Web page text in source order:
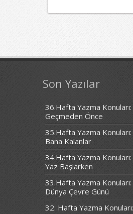
Son Yazılar
36.Hafta Yazma Konuları:
Geçmeden Önce
35.Hafta Yazma Konuları:
Bana Kalanlar
34.Hafta Yazma
Yaz Başlarken
33.Hafta Yazma
Dünya Çevre Günü
32. Hafta Yazma